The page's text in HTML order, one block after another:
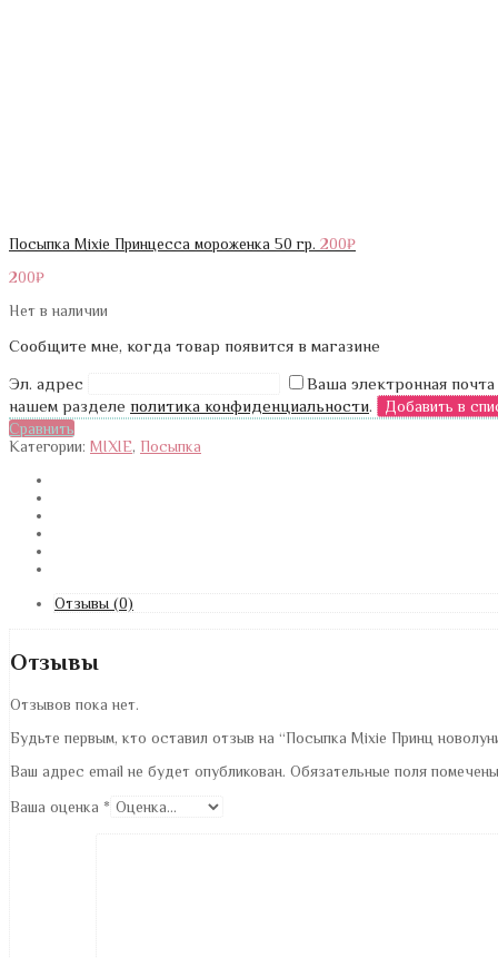
Посыпка Mixie Принцесса мороженка 50 гр. 200₽
200₽
Нет в наличии
Сообщите мне, когда товар появится в магазине
Эл. адрес
Ваша электронная
нашем разделе политика конфиденциальности.
Сравнить
Категории: MIXIE, Посыпка
Отзывы (0)
Отзывы
Отзывов пока нет.
Будьте первым, кто оставил отзыв на “Посыпка Mixie Принц
Ваш адрес email не будет опубликован. Обязательные поля
Ваша оценка *